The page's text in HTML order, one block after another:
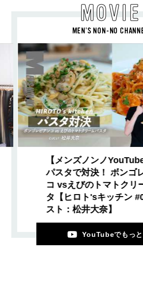
MOVIE
MEN’S NON-NO
【メンズノンノ
パスタで対決！ ボンゴ
コ vsえびのトマトクリ
タ【ヒロト'sキッチン
スト：松井大奈】
YouTubeでもっ